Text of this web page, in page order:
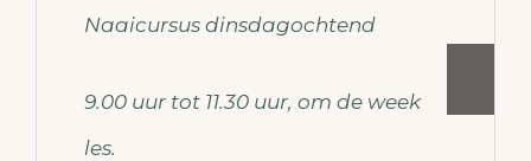
Naaicursus dinsdagochtend
9.00 uur tot 11.30 uur, om de week
les.